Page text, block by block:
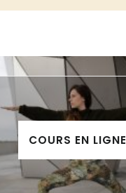
COURS EN LIGNE